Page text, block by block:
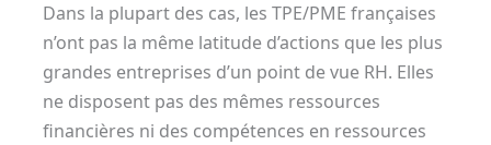
Dans la plupart des cas, les TPE/PME françaises
n’ont pas la même latitude d’actions que les plus
grandes entreprises d’un point de vue RH. Elles
ne disposent pas des mêmes ressources
financières ni des compétences en ressources